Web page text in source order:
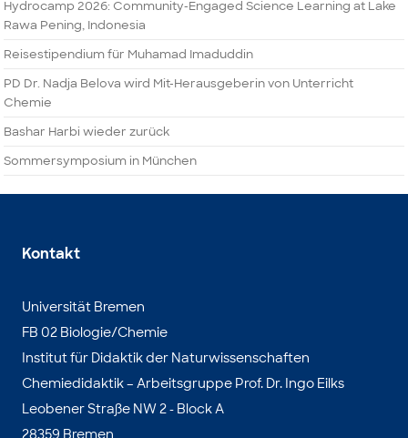
Hydrocamp 2026: Community-Engaged Science Learning at Lake
Rawa Pening, Indonesia
Reisestipendium für Muhamad Imaduddin
PD Dr. Nadja Belova wird Mit-Herausgeberin von Unterricht
Chemie
Bashar Harbi wieder zurück
Sommersymposium in München
Kontakt
Universität Bremen
FB 02 Biologie/Chemie
Institut für Didaktik der Naturwissenschaften
Chemiedidaktik – Arbeitsgruppe Prof. Dr. Ingo Eilks
Leobener Straße NW 2 - Block A
28359 Bremen